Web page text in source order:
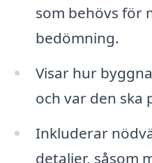
som behövs för
bedömning.
Visar hur
och var den ska
Inkluderar
detaljer, såsom